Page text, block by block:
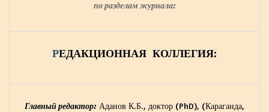
по разделам журнала:
РЕДАКЦИОННАЯ КОЛЛЕГИЯ:
Главный редактор: Аданов К.Б., доктор (PhD), (Караганда,